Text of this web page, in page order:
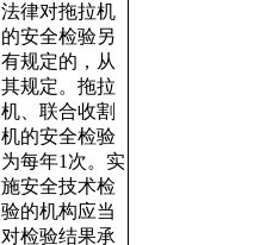
法律对拖拉机
的安全检验另
有规定的，从
其规定。拖拉
机、联合收割
机的安全检验
为每年1次。实
施安全技术检
验的机构应当
对检验结果承